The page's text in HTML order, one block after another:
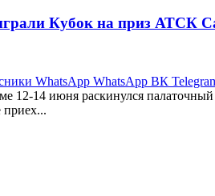
Кубок на приз АТСК
WhatsApp WhatsApp ВК
12-14 июня раскинулся
приех...